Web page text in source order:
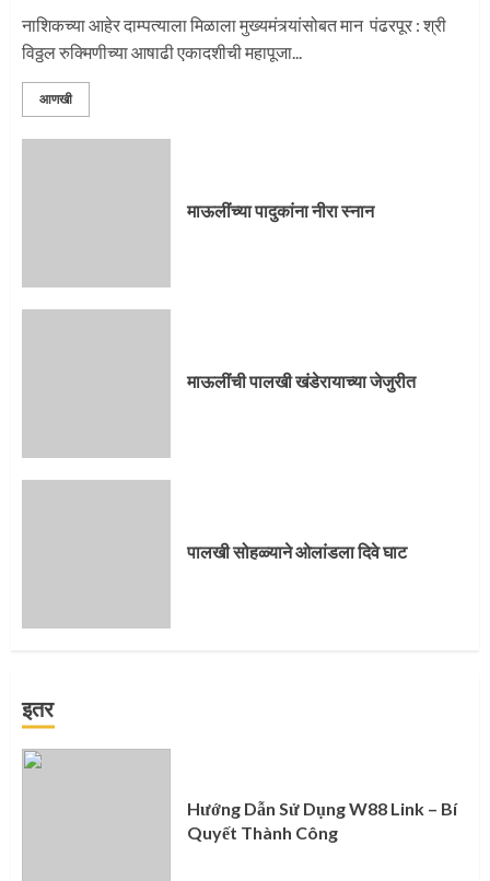
नाशिकच्या आहेर दाम्पत्याला मिळाला मुख्यमंत्र्यांसोबत मान पंढरपूर : श्री
विठ्ठल रुक्मिणीच्या आषाढी एकादशीची महापूजा...
आणखी
माऊलींच्या पादुकांना नीरा स्नान
माऊलींची पालखी खंडेरायाच्या जेजुरीत
पालखी सोहळ्याने ओलांडला दिवे घाट
इतर
Hướng Dẫn Sử Dụng W88 Link – Bí
Quyết Thành Công